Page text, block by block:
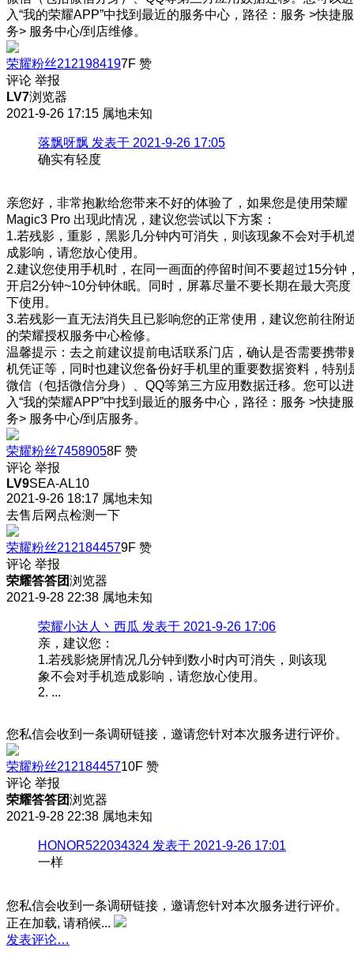
入“我的荣耀APP”中找到最近的服务中心，路径：服务 >快捷服
务> 服务中心/到店维修。
荣耀粉丝2121984197F 赞
评论 举报
LV7浏览器
2021-9-26 17:15 属地未知
落飘呀飘 发表于 2021-9-26 17:05
确实有轻度
亲您好，非常抱歉给您带来不好的体验了，如果您是使用荣耀
Magic3 Pro 出现此情况，建议您尝试以下方案：
1.若残影，重影，黑影几分钟内可消失，则该现象不会对手机
成影响，请您放心使用。
2.建议您使用手机时，在同一画面的停留时间不要超过15分钟
开启2分钟~10分钟休眠。同时，屏幕尽量不要长期在最大亮度
下使用。
3.若残影一直无法消失且已影响您的正常使用，建议您前往附
的荣耀授权服务中心检修。
温馨提示：去之前建议提前电话联系门店，确认是否需要携带
机凭证等，同时也建议您备份好手机里的重要数据资料，特别
微信（包括微信分身）、QQ等第三方应用数据迁移。您可以进
入“我的荣耀APP”中找到最近的服务中心，路径：服务 >快捷服
务> 服务中心/到店服务。
荣耀粉丝74589058F 赞
评论 举报
LV9SEA-AL10
2021-9-26 18:17 属地未知
去售后网点检测一下
荣耀粉丝2121844579F 赞
评论 举报
荣耀答答团浏览器
2021-9-28 22:38 属地未知
荣耀小达人丶西瓜 发表于 2021-9-26 17:06
亲，建议您：
1.若残影烧屏情况几分钟到数小时内可消失，则该现
象不会对手机造成影响，请您放心使用。
2. ...
您私信会收到一条调研链接，邀请您针对本次服务进行评价。
荣耀粉丝21218445710F 赞
评论 举报
荣耀答答团浏览器
2021-9-28 22:38 属地未知
HONOR522034324 发表于 2021-9-26 17:01
一样
您私信会收到一条调研链接，邀请您针对本次服务进行评价。
正在加载, 请稍候...
发表评论…